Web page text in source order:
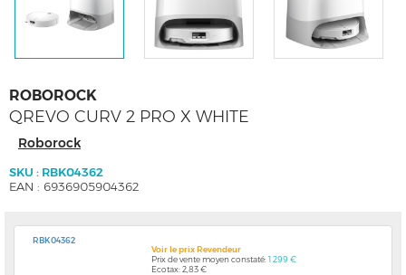
ROBOROCK
QREVO CURV 2 PRO X WHITE
Roborock
SKU : RBK04362
EAN : 6936905904362
RBK04362
Voir le prix Revendeur
Prix de vente moyen constaté:1 299 €
Ecotax: 2,83 €